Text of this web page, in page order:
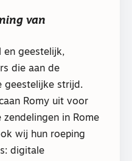
van
en geestelijk,
die aan de
geestelijke strijd.
Romy uit voor
in Rome
wij hun roeping
digitale